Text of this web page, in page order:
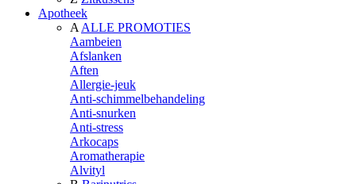
Apotheek
A ALLE PROMOTIES
Aambeien
Afslanken
Aften
Allergie-jeuk
Anti-schimmelbehandeling
Anti-snurken
Anti-stress
Arkocaps
Aromatherapie
Alvityl